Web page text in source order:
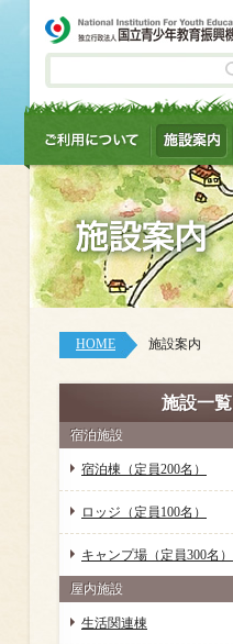
HOME 施設案内
施設一覧
宿泊施設
宿泊棟（定員200名）
ロッジ（定員100名）
キャンプ場（定員300名）
屋内施設
生活関連棟